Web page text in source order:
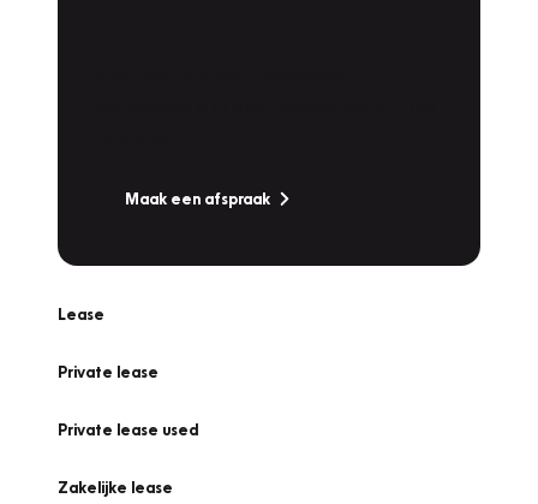
Maak een afspraak
Lease
Private lease
Private lease used
Zakelijke lease